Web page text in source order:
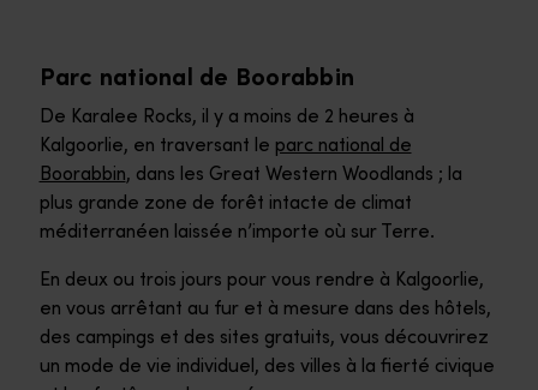
Parc national de Boorabbin
De Karalee Rocks, il y a moins de 2 heures à
Kalgoorlie, en traversant le parc national de
Boorabbin, dans les Great Western Woodlands ; la
plus grande zone de forêt intacte de climat
méditerranéen laissée n’importe où sur Terre.
En deux ou trois jours pour vous rendre à Kalgoorlie,
en vous arrêtant au fur et à mesure dans des hôtels,
des campings et des sites gratuits, vous découvrirez
un mode de vie individuel, des villes à la fierté civique